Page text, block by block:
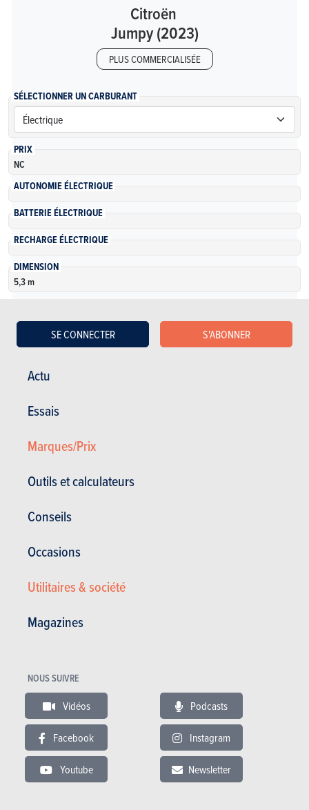
Actu
Essais
Marques/Prix
Outils et calculateurs
Conseils
Occasions
Utilitaires & société
Magazines
SE CONNECTER S'ABONNER
NOUS SUIVRE
Vidéos Podcasts
Facebook Instagram
Youtube Newsletter
Citroën
Jumpy (2023)
PLUS COMMERCIALISÉE
SÉLECTIONNER UN CARBURANT
PRIX
NC
AUTONOMIE ÉLECTRIQUE
BATTERIE ÉLECTRIQUE
RECHARGE ÉLECTRIQUE
DIMENSION
5,3 m
136 Ch
VOLUME COFFRE
NOMBRE DE VERSIONS
Monospaces
Citroën
Jumpy (2022)